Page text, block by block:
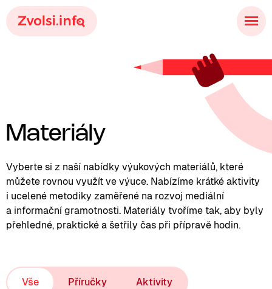
Materiály
Vyberte si z naší nabídky výukových materiálů, které
můžete rovnou využít ve výuce. Nabízíme krátké aktivity
i ucelené metodiky zaměřené na rozvoj mediální
a informační gramotnosti. Materiály tvoříme tak, aby byly
přehledné, praktické a šetřily čas při přípravě hodin.
Vše Příručky Aktivity